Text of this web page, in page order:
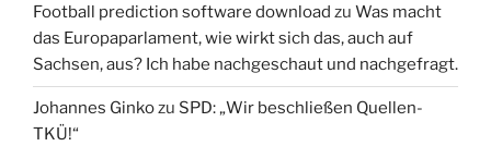
Football prediction software download zu Was macht
das Europaparlament, wie wirkt sich das, auch auf
Sachsen, aus? Ich habe nachgeschaut und nachgefragt.
Johannes Ginkozu SPD: „Wir beschließen Quellen-
TKÜ!“